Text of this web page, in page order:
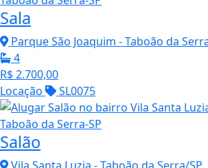
Sala
Parque São Joaquim - Taboão da
4
R$ 2.700,00
Locação
SL0075
Salão